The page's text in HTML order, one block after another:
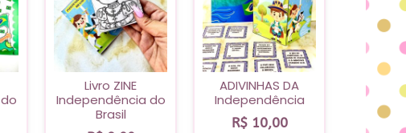
Livro ZINE
Independência do
Brasil
ADIVINHAS DA
Independência
R$10,00